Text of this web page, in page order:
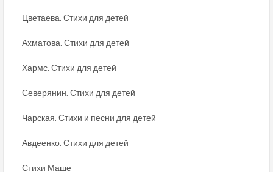
Цветаева. Стихи для детей
Ахматова. Стихи для детей
Хармс. Стихи для детей
Северянин. Стихи для детей
Чарская. Стихи и песни для детей
Авдеенко. Стихи для детей
Стихи Маше